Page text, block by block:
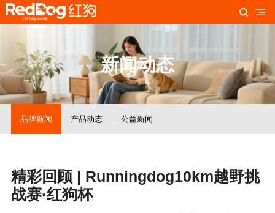
新闻动态
品牌新闻 产品动态 公益新闻
精彩回顾 | Runningdog10km越野挑
战赛·红狗杯